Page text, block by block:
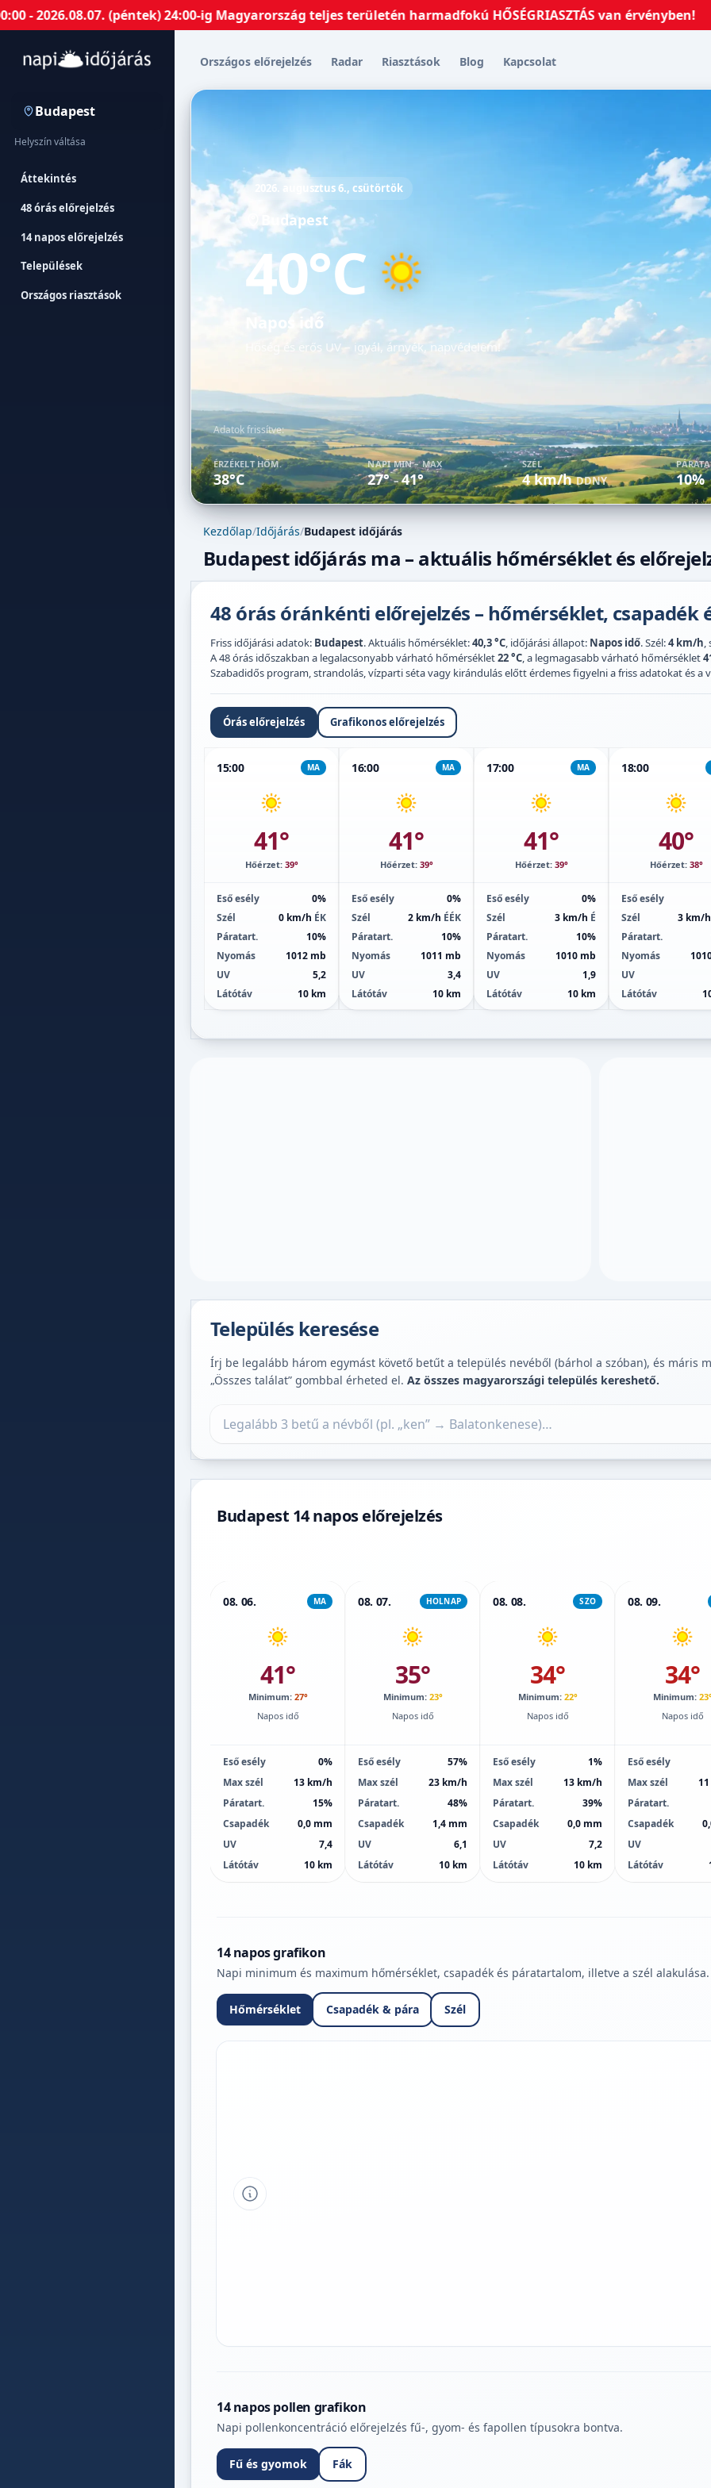
(péntek) 24:00-ig Magyarország teljes területén harmadfokú HŐSÉGRIASZTÁS van érvényben!
Budapest
Helyszín váltása
Áttekintés
48 órás előrejelzés
14 napos előrejelzés
Települések
Országos riasztások
Országos előrejelzés Radar Riasztások Blog Kapcsolat
2026. augusztus 6., csütörtök
Budapest
40°C
Napos idő
Hőség és erős UV – igyál, árnyék, napvédelem!
Adatok frissítve:
ÉRZÉKELT HŐM.
38°C
NAPI MIN – MAX
27° –41°
SZÉL
4 km/hDDNY 10%
Kezdőlap/Időjárás/Budapest időjárás
Budapest időjárás ma – aktuális hőmérséklet és
48 órás óránkénti előrejelzés – hőmérséklet, csapadék
Friss időjárási adatok: Budapest. Aktuális hőmérséklet:40,3 °C, időjárási állapot: Napos idő. Szél:4 km/h,
A 48 órás időszakban a legalacsonyabb várható hőmérséklet22 °C, a legmagasabb várható hőmérséklet
Szabadidős program, strandolás, vízparti séta vagy kirándulás előtt érdemes figyelni a friss adatokat és a
Órás előrejelzés Grafikonos előrejelzés
15:00 MA
41°
Hőérzet: 39°
Eső esély
0%
Szél
0 km/h ÉK
Páratart.
10%
Nyomás
1012 mb
UV
5,2
Látótáv
10 km
16:00 MA
41°
Hőérzet: 39°
Eső esély
0%
Szél
2 km/h ÉÉK
Páratart.
10%
Nyomás
1011 mb
UV
3,4
Látótáv
10 km
17:00 MA
41°
Hőérzet: 39°
Eső esély
0%
Szél
3 km/h É
Páratart.
10%
Nyomás
1010 mb
UV
1,9
Látótáv
10 km
18:00
40°
Hőérzet: 38°
Eső esély
Szél
3 km/h
Páratart.
Nyomás
UV
Látótáv
Település keresése
Írj be legalább három egymást követő betűt a település nevéből (bárhol a szóban), és máris
„Összes találat” gombbal érheted el. Az összes magyarországi település kereshető.
Budapest 14 napos előrejelzés
08. 06. MA
41°
Minimum: 27°
Napos idő
Eső esély
0%
Max szél
13 km/h
Páratart.
15%
Csapadék
0,0 mm
UV
7,4
Látótáv
10 km
08. 07. HOLNAP
35°
Minimum: 23°
Napos idő
Eső esély
57%
Max szél
23 km/h
Páratart.
48%
Csapadék
1,4 mm
UV
6,1
Látótáv
10 km
08. 08. SZO
34°
Minimum: 22°
Napos idő
Eső esély
1%
Max szél
13 km/h
Páratart.
39%
Csapadék
0,0 mm
UV
7,2
Látótáv
10 km
08. 09.
34°
Minimum:
Napos idő
Eső esély
Max szél
Páratart.
Csapadék
UV
Látótáv
14 napos grafikon
Napi minimum és maximum hőmérséklet, csapadék és páratartalom, illetve a szél alakulása.
Hőmérséklet Csapadék & pára Szél
Tipp a grafikon jelmagyarázatához
14 napos pollen grafikon
Napi pollenkoncentráció előrejelzés fű-, gyom- és fapollen típusokra bontva.
Fű és gyomok Fák